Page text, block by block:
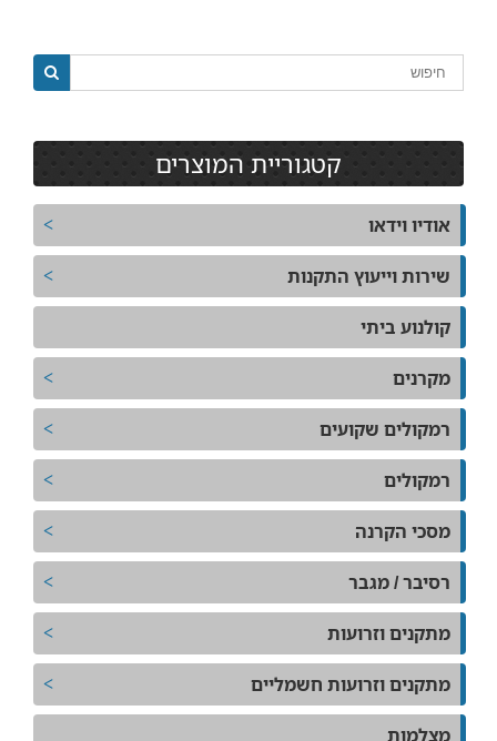
קטגוריית המוצרים
אודיו וידאו
שירות וייעוץ התקנות
קולנוע ביתי
מקרנים
רמקולים שקועים
רמקולים
מסכי הקרנה
רסיבר / מגבר
מתקנים וזרועות
מתקנים וזרועות חשמליים
מצלמות